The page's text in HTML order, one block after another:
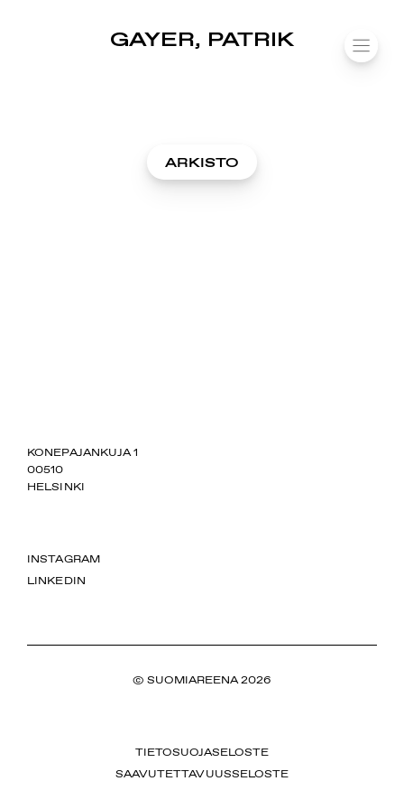
GAYER, PATRIK
ARKISTO
SUOMIAREENA
KONEPAJANKUJA 1
00510
HELSINKI
INSTAGRAM
LINKEDIN
© SUOMIAREENA 2026
TIETOSUOJASELOSTE
SAAVUTETTAVUUSSELOSTE